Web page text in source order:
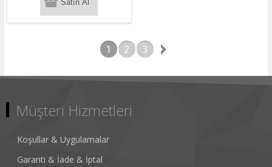
1 2 3
Müşteri Hizmetleri
Koşullar & Uygulamalar
Garanti & İade & İptal